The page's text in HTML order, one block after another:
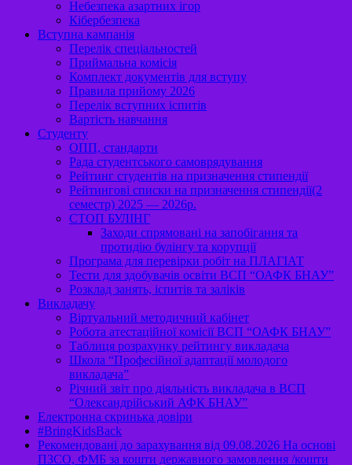
Небезпека азартних ігор
Кібербезпека
Вступна кампанія
Перелік спеціальностей
Приймальна комісія
Комплект документів для вступу
Правила прийому 2026
Перелік вступних іспитів
Вартість навчання
Студенту
ОПП, стандарти
Рада студентського самоврядування
Рейтинг студентів на призначення стипендії
Рейтингові списки на призначення стипендії(2
семестр) 2025 — 2026р.
СТОП БУЛІНГ
Заходи спрямовані на запобігання та
протидію булінгу та корупції
Програма для перевірки робіт на ПЛАГІАТ
Тести для здобувачів освіти ВСП “ОАФК БНАУ”
Розклад занять, іспитів та заліків
Викладачу
Віртуальний методичний кабінет
Робота атестаційної комісії ВСП “ОАФК БНАУ”
Таблиця розрахунку рейтингу викладача
Школа “Професійної адаптації молодого
викладача”
Річний звіт про діяльність викладача в ВСП
“Олександрійський АФК БНАУ”
Електронна скринька довіри
#BringKidsBack
Рекомендовані до зарахування від 09.08.2026 На основі
ПЗСО, ФМБ за кошти державного замовлення /кошти